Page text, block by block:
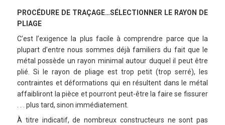
PROCÉDURE DE TRAÇAGE…SÉLECTIONNER LE RAYON DE
PLIAGE
C’est l’exigence la plus facile à comprendre parce que la
plupart d’entre nous sommes déjà familiers du fait que le
métal possède un rayon minimal autour duquel il peut être
plié. Si le rayon de pliage est trop petit (trop serré), les
contraintes et déformations qui en résultent dans le métal
affaibliront la pièce et pourront peut-être la faire se fissurer
. . . plus tard, sinon immédiatement.
À titre indicatif, de nombreux constructeurs ne sont pas